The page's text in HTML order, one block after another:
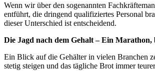
Wenn wir über den sogenannten
entführt, die dringend qualifiziertes Personal
dieser Unterschied ist entscheidend.
Die Jagd nach dem Gehalt – Ein
Ein Blick auf die Gehälter in vielen Branchen
stetig steigen und das tägliche Brot immer